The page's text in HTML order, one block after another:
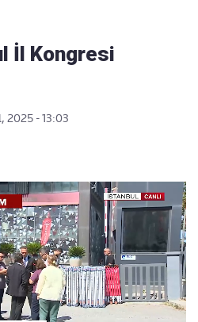
İl Kongresi
2025 - 13:03